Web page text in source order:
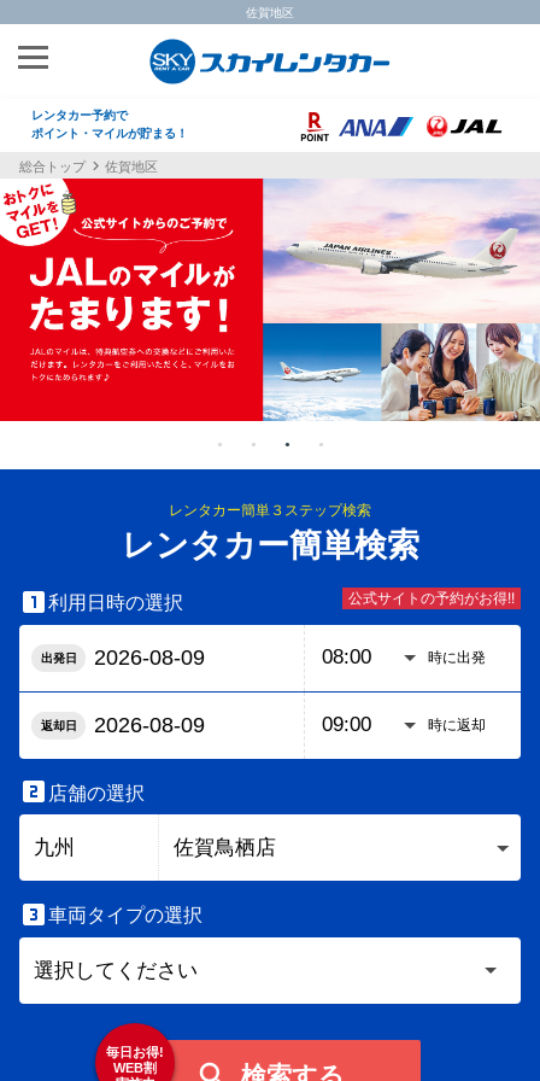
佐賀地区
レンタカー予約で
ポイント・マイルが貯まる！
総合トップ 佐賀地区
レンタカー簡単３ステップ検索
レンタカー簡単検索
公式サイトの予約がお得!!
利用日時の選択
出発日 時に出発
返却日 時に返却
 店舗の選択
車両タイプの選択
毎日お得!
WEB割
検索する